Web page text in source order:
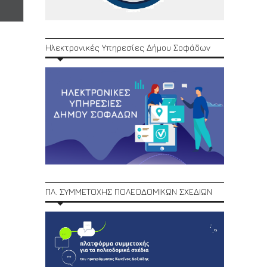
Ηλεκτρονικές Υπηρεσίες Δήμου Σοφάδων
ΠΛ. ΣΥΜΜΕΤΟΧΗΣ ΠΟΛΕΟΔΟΜΙΚΩΝ ΣΧΕΔΙΩΝ